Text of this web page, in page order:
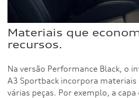
Materiais que
recursos.
Na versão Performance Black, o
A3 Sportback incorpora materiais
várias peças. Por exemplo, a